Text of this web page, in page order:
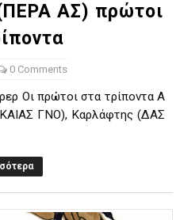
ΑΣ) πρώτοι
0 Comments
Οι πρώτοι στα τρίποντα Α
ΓΝΟ), Καρλάφτης (ΔΑΣ